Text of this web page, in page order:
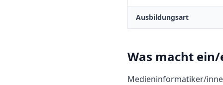
Ausbildungsart
Was macht ein/
Medieninformatiker/